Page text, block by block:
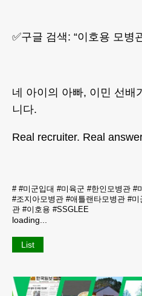
✅구글 검색: “이호용 모병
네 아이의 아빠, 이민 선배
니다.
Real recruiter. Real
# #미군입대 #미육군 #한인모병관 #
#조지아모병관 #애틀랜타모병관 #
관 #이호용 #SSGLEE
loading...
List